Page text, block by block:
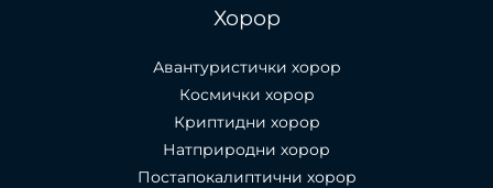
Хорор
Авантуристички хорор
Космички хорор
Криптидни хорор
Натприродни хорор
Постапокалиптични хорор